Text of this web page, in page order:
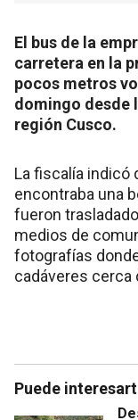
El bus de la
carretera en la
pocos metros
domingo desde
región Cusco.
La fiscalía indicó
encontraba una
fueron
medios de
fotografías
cadáveres cerca
Puede